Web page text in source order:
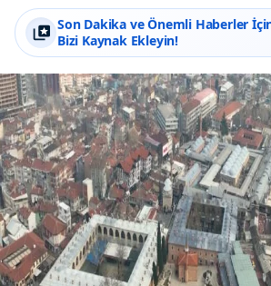
Son Dakika ve Önemli Haberler
Bizi Kaynak Ekleyin!